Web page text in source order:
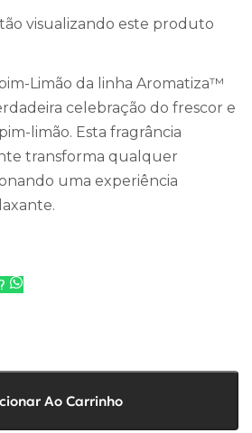
visualizando este produto
Limão da linha Aromatiza™
celebração do frescor e
limão. Esta fragrância
transforma qualquer
uma experiência
Ao Carrinho